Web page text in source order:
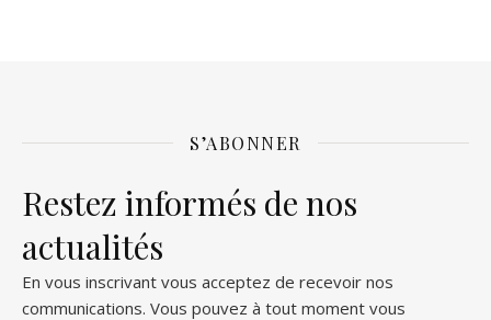
S’ABONNER
Restez informés de nos
actualités
En vous inscrivant vous acceptez de recevoir nos
communications. Vous pouvez à tout moment vous